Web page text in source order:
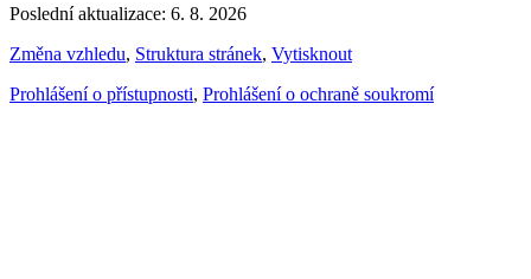
Poslední aktualizace: 6. 8. 2026
Změna vzhledu, Struktura stránek, Vytisknout
Prohlášení o přístupnosti, Prohlášení o ochraně soukromí